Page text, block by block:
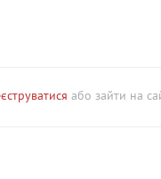
або зайти на